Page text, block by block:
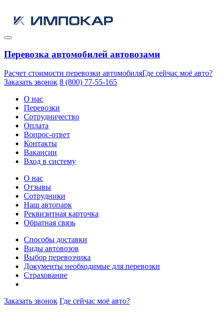
Перевозка автомобилей автовозами
Расчет стоимости перевозки автомобиляГде сейчас моё авто?
Заказать звонок 8 (800) 77-55-165
О нас
Перевозки
Сотрудничество
Оплата
Вопрос-ответ
Контакты
Вакансии
Вход в систему
О нас
Отзывы
Сотрудники
Наш автопарк
Реквизитная карточка
Обратная связь
Способы доставки
Виды автовозов
Выбор перевозчика
Документы необходимые для перевозки
Страхование
Заказать звонок Где сейчас моё авто?